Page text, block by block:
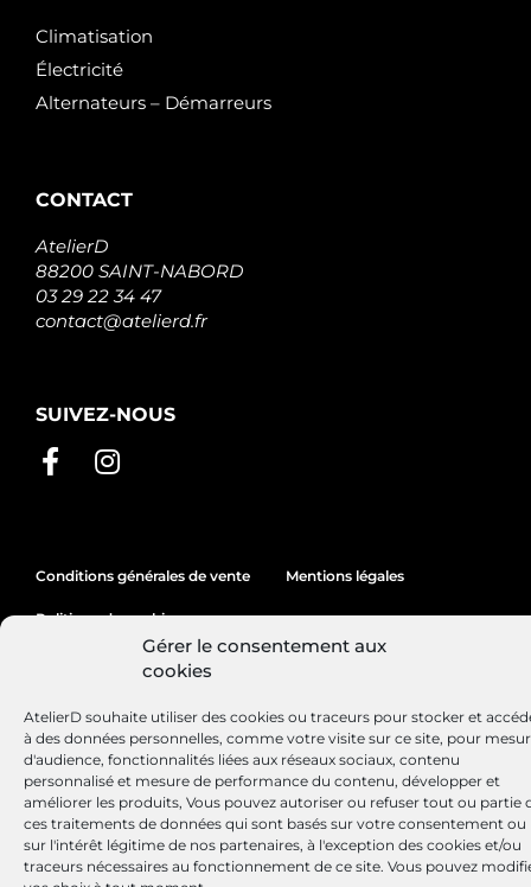
Gérer le consentement aux
cookies
AtelierD souhaite utiliser des cookies ou traceurs pour stocker et
à des données personnelles, comme votre visite sur ce site, pour
d'audience, fonctionnalités liées aux réseaux sociaux, contenu
personnalisé et mesure de performance du contenu, développer et
améliorer les produits, Vous pouvez autoriser ou refuser tout ou partie
ces traitements de données qui sont basés sur votre consentement ou
sur l'intérêt légitime de nos partenaires, à l'exception des cookies et/ou
traceurs nécessaires au fonctionnement de ce site. Vous pouvez
Climatisation
Électricité
Alternateurs – Démarreurs
CONTACT
AtelierD
88200 SAINT-NABORD
03 29 22 34 47
contact@atelierd.fr
SUIVEZ-NOUS
Conditions générales de vente Mentions légales
Politique de cookies
Site réalisé par LézardsCréation